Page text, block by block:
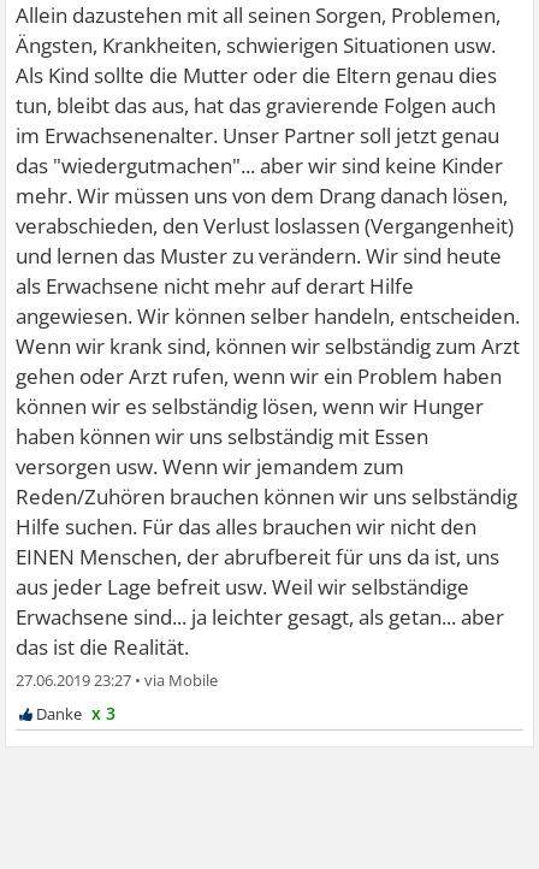
Allein dazustehen mit all seinen Sorgen, Problemen,
Ängsten, Krankheiten, schwierigen Situationen usw.
Als Kind sollte die Mutter oder die Eltern genau dies
tun, bleibt das aus, hat das gravierende Folgen auch
im Erwachsenenalter. Unser Partner soll jetzt genau
das "wiedergutmachen"... aber wir sind keine Kinder
mehr. Wir müssen uns von dem Drang danach lösen,
verabschieden, den Verlust loslassen (Vergangenheit)
und lernen das Muster zu verändern. Wir sind heute
als Erwachsene nicht mehr auf derart Hilfe
angewiesen. Wir können selber handeln, entscheiden.
Wenn wir krank sind, können wir selbständig zum Arzt
gehen oder Arzt rufen, wenn wir ein Problem haben
können wir es selbständig lösen, wenn wir Hunger
haben können wir uns selbständig mit Essen
versorgen usw. Wenn wir jemandem zum
Reden/Zuhören brauchen können wir uns selbständig
Hilfe suchen. Für das alles brauchen wir nicht den
EINEN Menschen, der abrufbereit für uns da ist, uns
aus jeder Lage befreit usw. Weil wir selbständige
Erwachsene sind... ja leichter gesagt, als getan... aber
das ist die Realität.
27.06.2019 23:27 •
x 3